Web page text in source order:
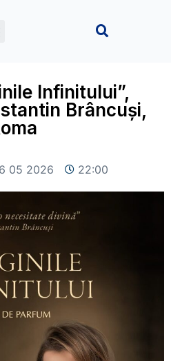
Infinitului”,
Brâncuși,
05 2026 22:00